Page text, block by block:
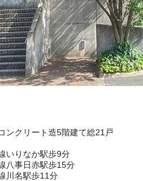
ンクリート造5階建て総21戸
いりなか駅歩9分
八事日赤駅歩15分
川名駅歩11分